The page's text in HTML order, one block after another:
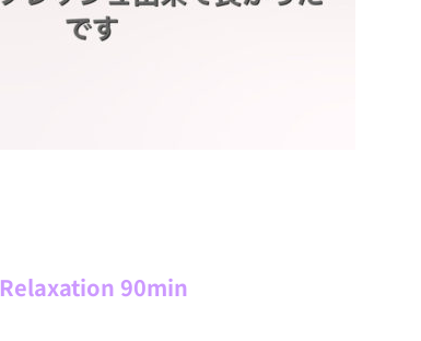
Relaxation 90min